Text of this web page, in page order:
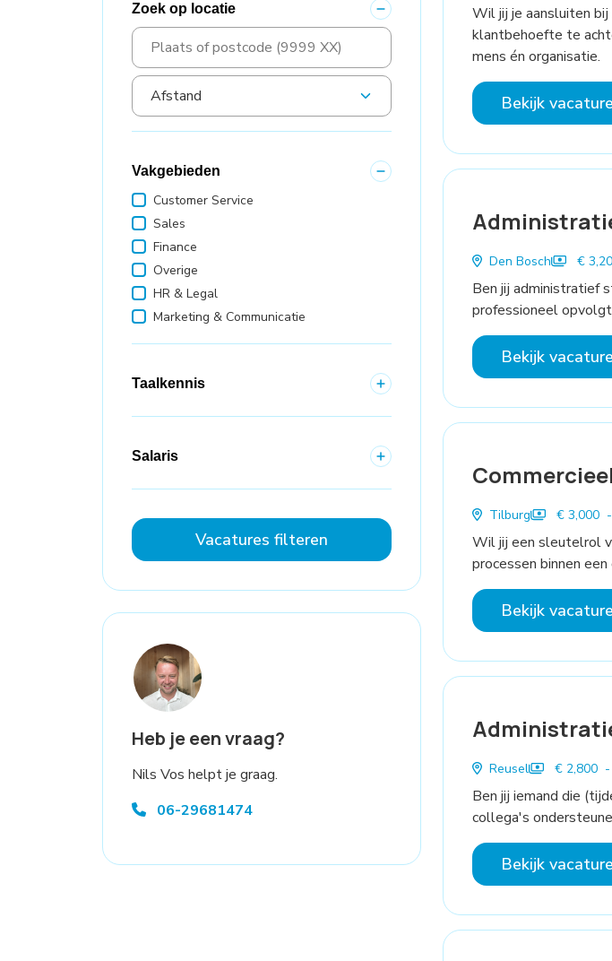
Zoek op locatie
Vakgebieden
Customer Service
Sales
Finance
Overige
HR & Legal
Marketing & Communicatie
Taalkennis
Salaris
Vacatures filteren
Heb je een vraag?
Nils Vos helpt je graag.
06-29681474
Wil jij je aansluiten
klantbehoefte te
mens én organisatie.
Bekijk vacature
Den Bosch €
Ben jij administratief
professioneel
Bekijk vacature
Tilburg € 3,000
Wil jij een sleutelrol
processen binnen
Bekijk vacature
Reusel € 2,800
Ben jij iemand die
collega's
Bekijk vacature